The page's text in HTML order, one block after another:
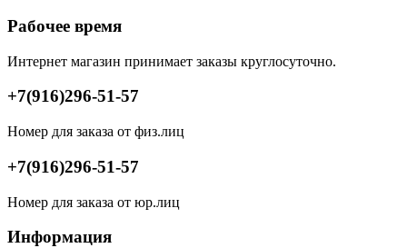
Рабочее время
Интернет магазин принимает заказы круглосуточно.
+7(916)296-51-57
Номер для заказа от физ.лиц
+7(916)296-51-57
Номер для заказа от юр.лиц
Информация